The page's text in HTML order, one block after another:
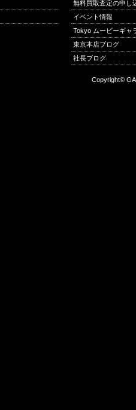
無料買取査定の申し
イベント情報
Tokyo ムービーギャ
東京本店ブログ
社長ブログ
Copyright©